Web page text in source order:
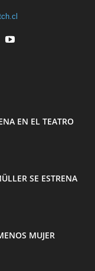
EN EL TEATRO
SE ESTRENA
MUJER